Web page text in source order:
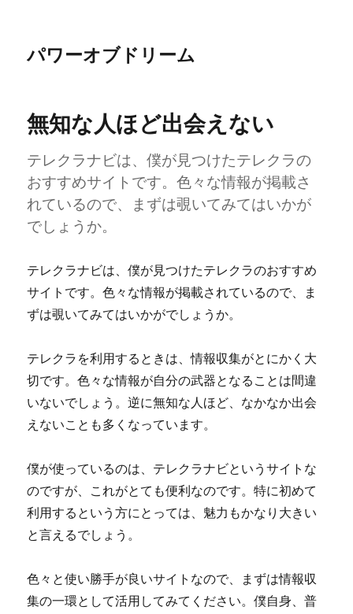
パワーオブドリーム
無知な人ほど出会えない
テレクラナビは、僕が見つけたテレクラの
おすすめサイトです。色々な情報が掲載さ
れているので、まずは覗いてみてはいかが
でしょうか。
テレクラナビは、僕が見つけたテレクラのおすすめ
サイトです。色々な情報が掲載されているので、ま
ずは覗いてみてはいかがでしょうか。
テレクラを利用するときは、情報収集がとにかく大
切です。色々な情報が自分の武器となることは間違
いないでしょう。逆に無知な人ほど、なかなか出会
えないことも多くなっています。
僕が使っているのは、テレクラナビというサイトな
のですが、これがとても便利なのです。特に初めて
利用するという方にとっては、魅力もかなり大きい
と言えるでしょう。
色々と使い勝手が良いサイトなので、まずは情報収
集の一環として活用してみてください。僕自身、普